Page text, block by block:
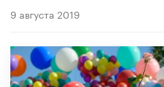
9 августа 2019